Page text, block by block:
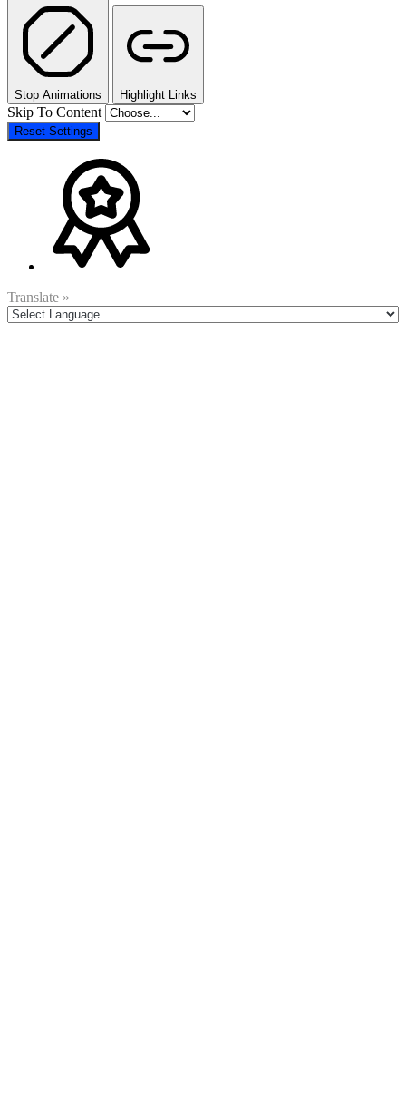
Stop Animations Highlight Links
Skip To Content
Reset Settings
Translate »